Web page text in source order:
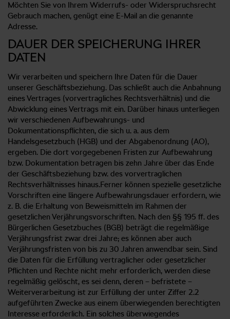
Möchten Sie von Ihrem Widerrufs- oder Widerspruchsrecht
Gebrauch machen, genügt eine E-Mail an die genannte
Adresse.
DAUER DER SPEICHERUNG IHRER
DATEN
Wir verarbeiten und speichern Ihre Daten für die Dauer
unserer Geschäftsbeziehung. Das schließt auch die Anbahnung
eines Vertrages (vorvertragliches Rechtsverhältnis) und die
Abwicklung eines Vertrags mit ein. Darüber hinaus unterliegen
wir verschiedenen Aufbewahrungs- und
Dokumentationspflichten, die sich u. a. aus dem
Handelsgesetzbuch (HGB) und der Abgabenordnung (AO),
ergeben. Die dort vorgegebenen Fristen zur Aufbewahrung
bzw. Dokumentation betragen bis zehn Jahre über das Ende
der Geschäftsbeziehung bzw. des vorvertraglichen
Rechtsverhältnisses hinaus.Ferner können spezielle gesetzliche
Vorschriften eine längere Aufbewahrungsdauer erfordern, wie
z. B. die Erhaltung von Beweismitteln im Rahmen der
gesetzlichen Verjährungsvorschriften. Nach den §§ 195 ff. des
Bürgerlichen Gesetzbuches (BGB) beträgt die regelmäßige
Verjährungsfrist zwar drei Jahre; es können aber auch
Verjährungsfristen von bis zu 30 Jahren anwendbar sein. Sind
die Daten für die Erfüllung vertraglicher oder gesetzlicher
Pflichten und Rechte nicht mehr erforderlich, werden diese
regelmäßig gelöscht, es sei denn, deren – befristete –
Weiterverarbeitung ist zur Erfüllung der unter Ziffer 2.2
aufgeführten Zwecke aus einem überwiegenden berechtigten
Interesse erforderlich. Ein solches überwiegendes